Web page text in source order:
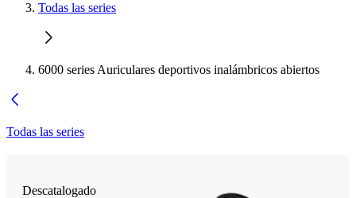
Todas las series
6000 series Auriculares deportivos inalámbricos abiertos
Todas las series
Descatalogado